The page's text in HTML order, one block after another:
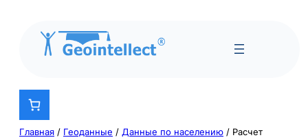
Главная / Геоданные / Данные по населению / Расчет